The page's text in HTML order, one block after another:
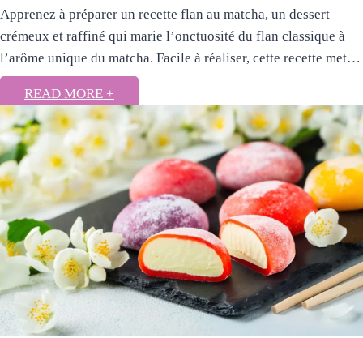
Apprenez à préparer un recette flan au matcha, un dessert
crémeux et raffiné qui marie l’onctuosité du flan classique à
l’arôme unique du matcha. Facile à réaliser, cette recette met…
READ MORE +